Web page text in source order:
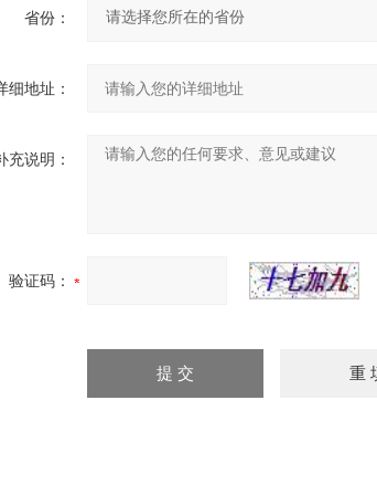
省份：
细地址：
充说明：
验证码：